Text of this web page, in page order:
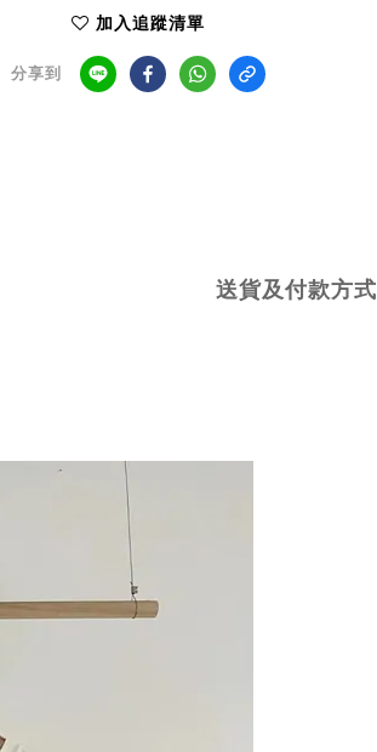
加入追蹤清單
分享到
送貨及付款方式